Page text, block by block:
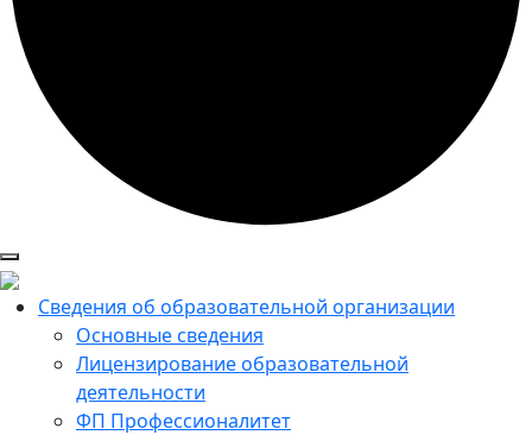
Сведения об образовательной организации
Основные сведения
Лицензирование образовательной
деятельности
ФП Профессионалитет